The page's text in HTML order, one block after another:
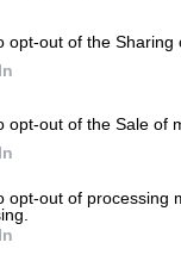
opt-out of the Sharing
opt-out of the Sale of
opt-out of processing
μήνες.
μού το
ή να
και να
μήνες.